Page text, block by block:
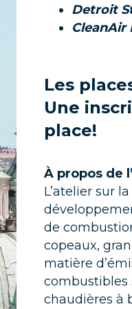
Detroit
CleanAir
Les
Une
place!
À propos de
L’atelier sur
de
copeaux,
matière
combustibles
chaudières à